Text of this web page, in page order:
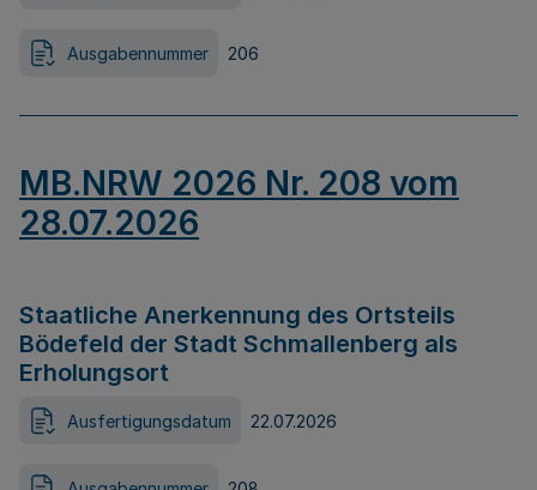
Ausgabennummer 206
MB.NRW 2026 Nr. 208 vom
28.07.2026
Staatliche Anerkennung des Ortsteils
Bödefeld der Stadt Schmallenberg als
Erholungsort
Ausfertigungsdatum 22.07.2026